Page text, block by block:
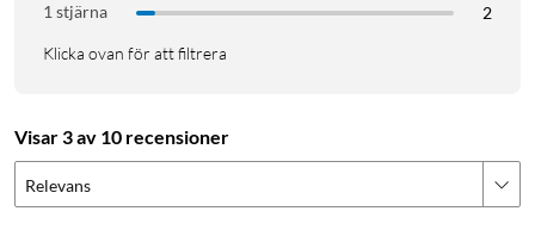
1 stjärna
2
Klicka ovan för att filtrera
Visar 3 av 10 recensioner
Relevans